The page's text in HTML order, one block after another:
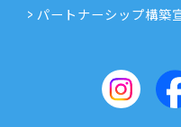
パートナーシップ構築